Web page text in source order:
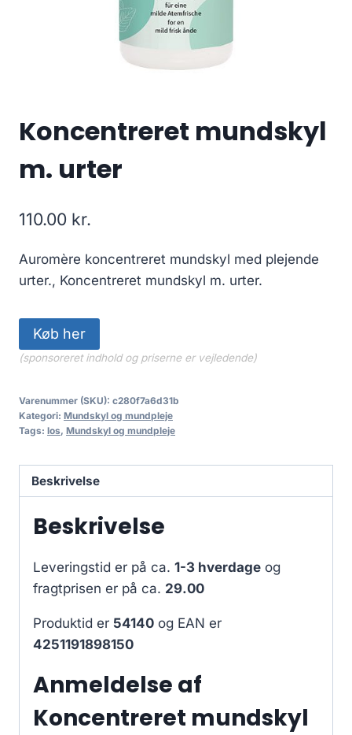
Koncentreret mundskyl
m. urter
110.00 kr.
Auromère koncentreret mundskyl med plejende
urter., Koncentreret mundskyl m. urter.
Køb her
(sponsoreret indhold og priserne er vejledende)
Varenummer (SKU): c280f7a6d31b
Kategori: Mundskyl og mundpleje
Tags: los, Mundskyl og mundpleje
Beskrivelse
Beskrivelse
Leveringstid er på ca. 1-3 hverdage og
fragtprisen er på ca. 29.00
Produktid er 54140 og EAN er
4251191898150
Anmeldelse af
Koncentreret mundskyl